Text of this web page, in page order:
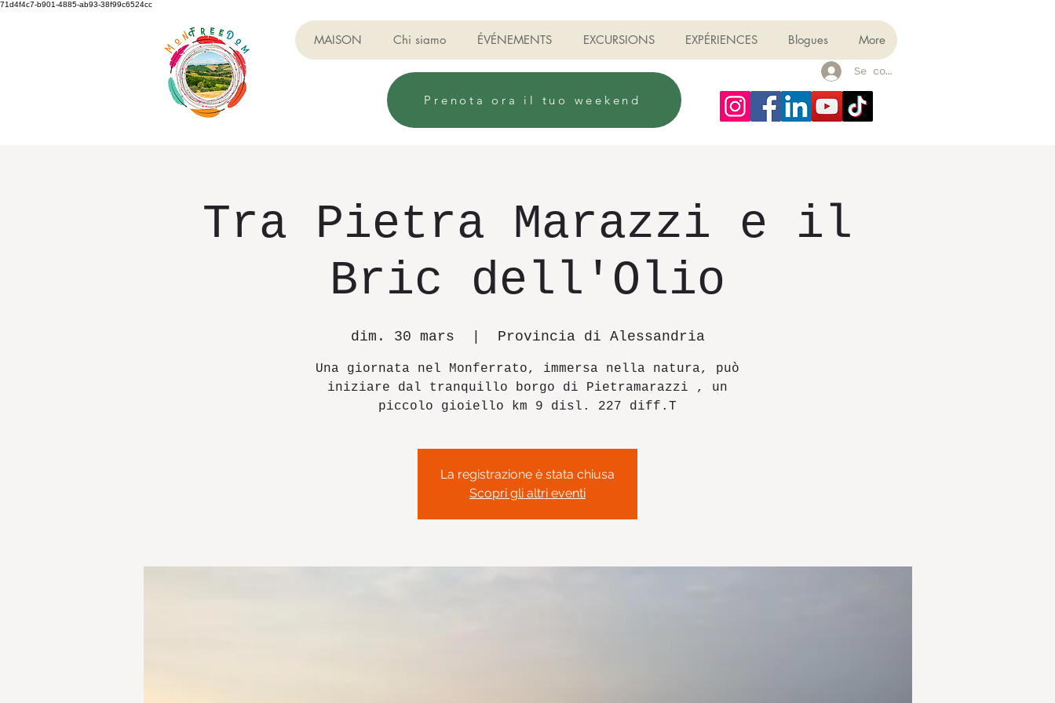
71d4f4c7-b901-4885-ab93-38f99c6524cc
MAISON Chi siamo ÉVÉNEMENTS EXCURSIONS EXPÉRIENCES Blogues More
Se connecter
Prenota ora il tuo weekend
Tra Pietra Marazzi e il
Bric dell'Olio
dim. 30 mars Provincia di Alessandria
Una giornata nel Monferrato, immersa nella natura, può
iniziare dal tranquillo borgo di Pietramarazzi , un
piccolo gioiello km 9 disl. 227 diff.T
La registrazione è stata chiusa
Scopri gli altri eventi